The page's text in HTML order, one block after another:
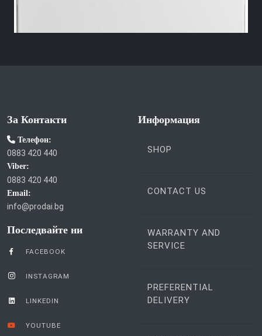
За Контакти
Телефон:
0883 420 440
Viber:
0883 420 440
Email:
info@prodai.bg
Последвайте ни
FACEBOOK
INSTAGRAM
LINKEDIN
YOUTUBE
Информация
SHOP
CONTACT US
WARRANTY AND
SERVICE
PREFERENTIAL
DELIVERY